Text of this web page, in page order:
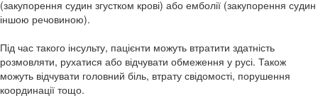
(закупорення судин згустком крові) або емболії (закупорення судин
іншою речовиною).
Під час такого інсульту, пацієнти можуть втратити здатність
розмовляти, рухатися або відчувати обмеження у русі. Також
можуть відчувати головний біль, втрату свідомості, порушення
координації тощо.